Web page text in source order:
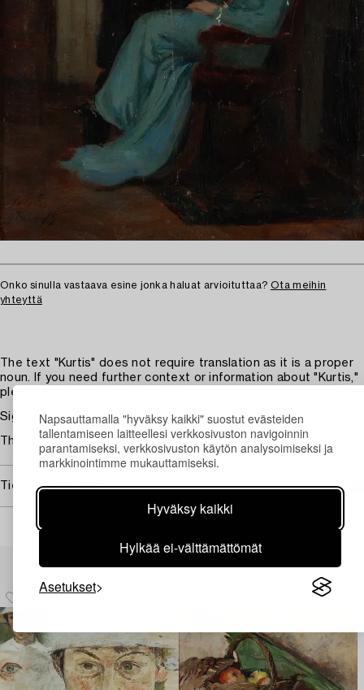
Napsauttamalla "hyväksy kaikki" suostut evästeiden
tallentamiseen laitteellesi verkkosivuston navigoinnin
parantamiseksi, verkkosivuston käytön analysoimiseksi ja
markkinointimme mukauttamiseksi.
Hyväksy kaikki
Hylkää ei-välttämättömät
Asetukset
Onko sinulla vastaava esine jonka haluat arvioituttaa? Ota meihin
yhteyttä
The text "Kurtis" does not require translation as it is a proper
noun. If you need further context or information about "Kurtis,"
please provide additional details.
Signed Nils Forsberg and dated 9 June -79. Panel 22 x 15 cm.
The panel with a crack.
Tietoa ostamisesta
Muiden katsomia kohteita